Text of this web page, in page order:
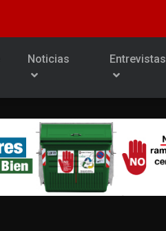
Noticias Entrevistas